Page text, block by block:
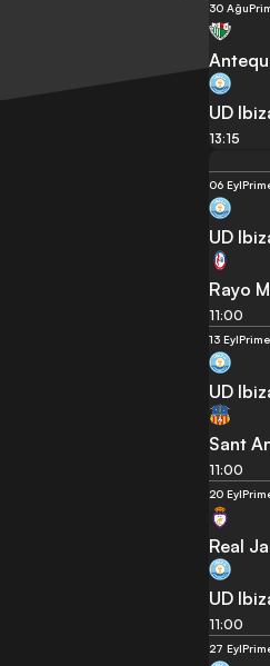
30 Ağu
UD
13:15
06 Eyl
UD
Rayo
11:00
13 Eyl
UD
Sant
11:00
20 Eyl
Real
UD
11:00
27 Eyl